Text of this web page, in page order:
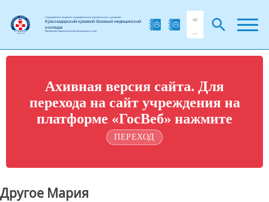
Государственное бюджетное профессиональное образовательное учреждение
Краснодарский краевой базовый медицинский
колледж
Министерства здравоохранения Краснодарского края
Ахивная версия сайта. Для
перехода на сайт учреждения на
платформе «ГосВеб» нажмите
ПЕРЕХОД
Другое Мария